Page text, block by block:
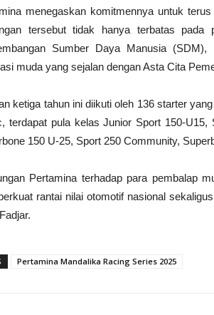
menegaskan komitmennya untuk
tersebut tidak hanya terbatas pada
Sumber Daya Manusia
muda yang sejalan dengan Asta Cita
ketiga tahun ini diikuti oleh 136 starter
terdapat pula kelas Junior Sport 150-
150 U-25, Sport 250 Community,
Pertamina terhadap para pembalap
rantai nilai otomotif nasional
Pertamina Mandalika Racing Series 2025